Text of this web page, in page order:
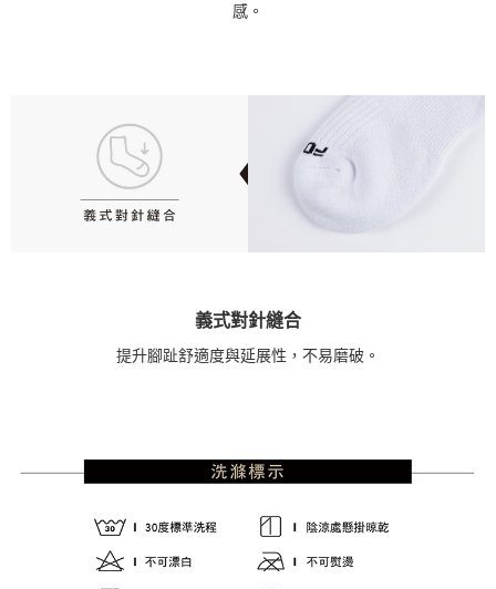
感。
義式對針縫合
提升腳趾舒適度與延展性，不易磨破。